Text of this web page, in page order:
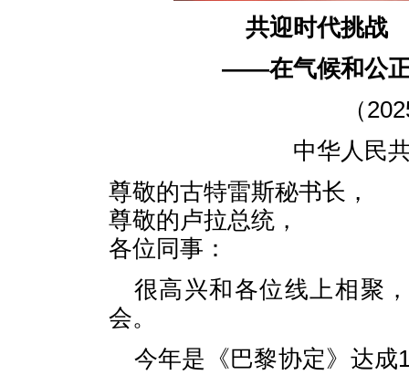
共迎时代挑战
——在气候和公正
（
中华人民
尊敬的古特雷斯秘书长，
尊敬的卢拉总统，
各位同事：
很高兴和各位线上相聚
会。
今年是《巴黎协定》达成